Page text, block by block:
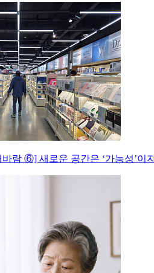
람 ⑥] 새로운 공간은 ‘가능성’이